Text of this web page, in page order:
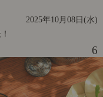
2025年10月08日(水)
6